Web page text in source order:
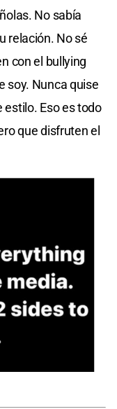
No sabía
relación. No sé
con el bullying
soy. Nunca quise
estilo. Eso es todo
que disfruten el